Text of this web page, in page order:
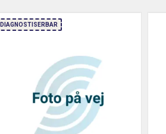
DIAGNOSTISERBAR